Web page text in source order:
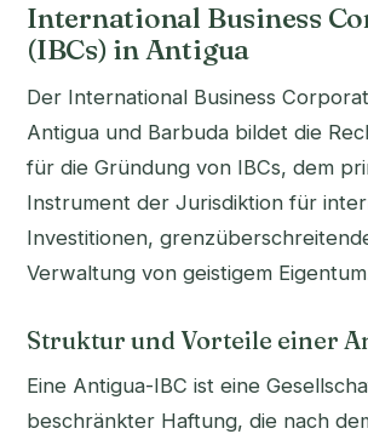
International Business
(IBCs) in Antigua
Der International Business
Antigua und Barbuda bildet die
für die Gründung von IBCs, dem
Instrument der Jurisdiktion für
Investitionen,
Verwaltung von geistigem
Struktur und Vorteile einer
Eine Antigua-IBC ist eine
beschränkter Haftung, die nach